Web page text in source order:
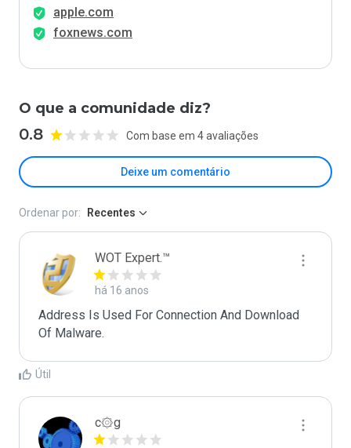
apple.com
foxnews.com
O que a comunidade diz?
0.8 Com base em 4 avaliações
Deixe um comentário
Ordenar por: Recentes
WOT Expert.™
há 16 anos
Address Is Used For Connection And Download
Of Malware.
Útil
c۞g